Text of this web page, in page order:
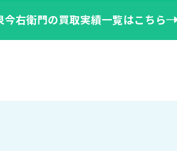
今右衛門の買取実績一覧はこちら